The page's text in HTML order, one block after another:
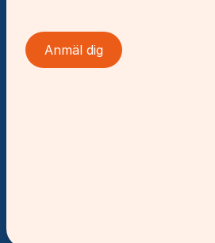
Anmäl dig